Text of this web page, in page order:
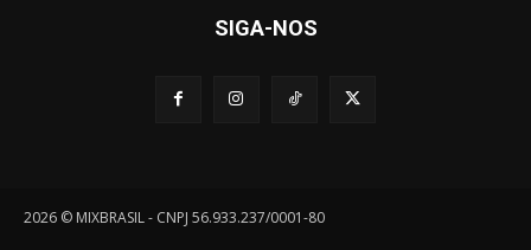
SIGA-NOS
2026 © MIXBRASIL - CNPJ 56.933.237/0001-80